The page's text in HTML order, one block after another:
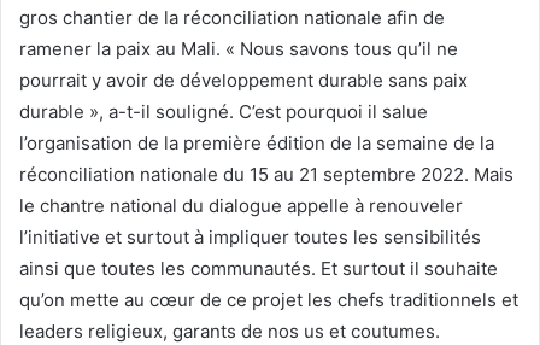
gros chantier de la réconciliation nationale afin de
ramener la paix au Mali. « Nous savons tous qu’il ne
pourrait y avoir de développement durable sans paix
durable », a-t-il souligné. C’est pourquoi il salue
l’organisation de la première édition de la semaine de la
réconciliation nationale du 15 au 21 septembre 2022. Mais
le chantre national du dialogue appelle à renouveler
l’initiative et surtout à impliquer toutes les sensibilités
ainsi que toutes les communautés. Et surtout il souhaite
qu’on mette au cœur de ce projet les chefs traditionnels et
leaders religieux, garants de nos us et coutumes.